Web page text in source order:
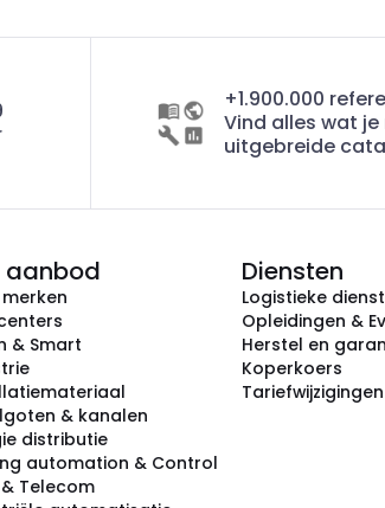
+1.900.000
Vind alles wat
uitgebreide
aanbod
& Smart
& kanalen
distributie
automation & Control
Telecom
Diensten
Logistieke
Opleidingen &
Herstel en
Koperkoers
Tariefwijzigingen